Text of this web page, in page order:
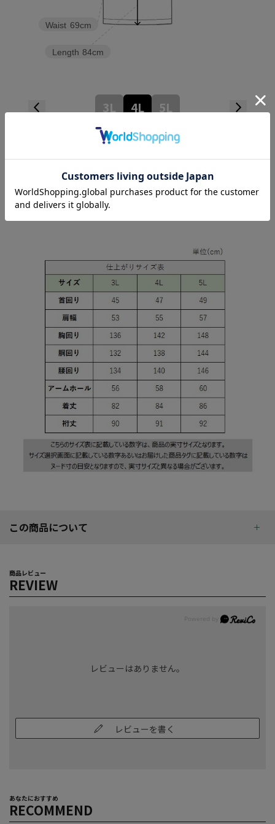
Length 84cm
Waist 69cm
3L 4L 5L
Check the recommended size
Try this item on
この商品について
商品レビュー
REVIEW
レビューはありません。
レビューを書く
あなたにおすすめ
RECOMMEND